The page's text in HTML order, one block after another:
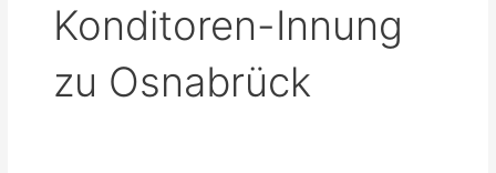
Konditoren-Innung
zu Osnabrück